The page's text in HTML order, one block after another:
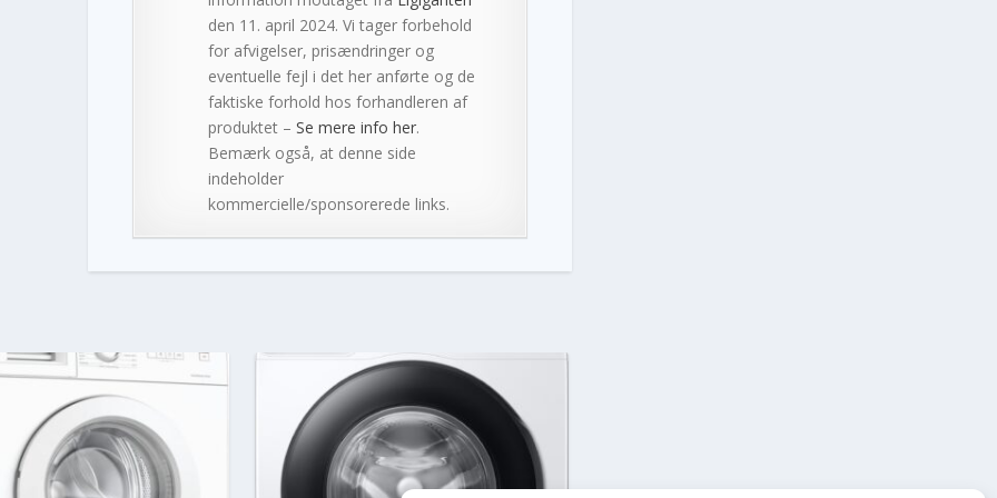
den 11. april 2024. Vi tager forbehold
for afvigelser, prisændringer og
eventuelle fejl i det her anførte og de
faktiske forhold hos forhandleren af
produktet – Se mere info her.
Bemærk også, at denne side
indeholder
kommercielle/sponsorerede links.